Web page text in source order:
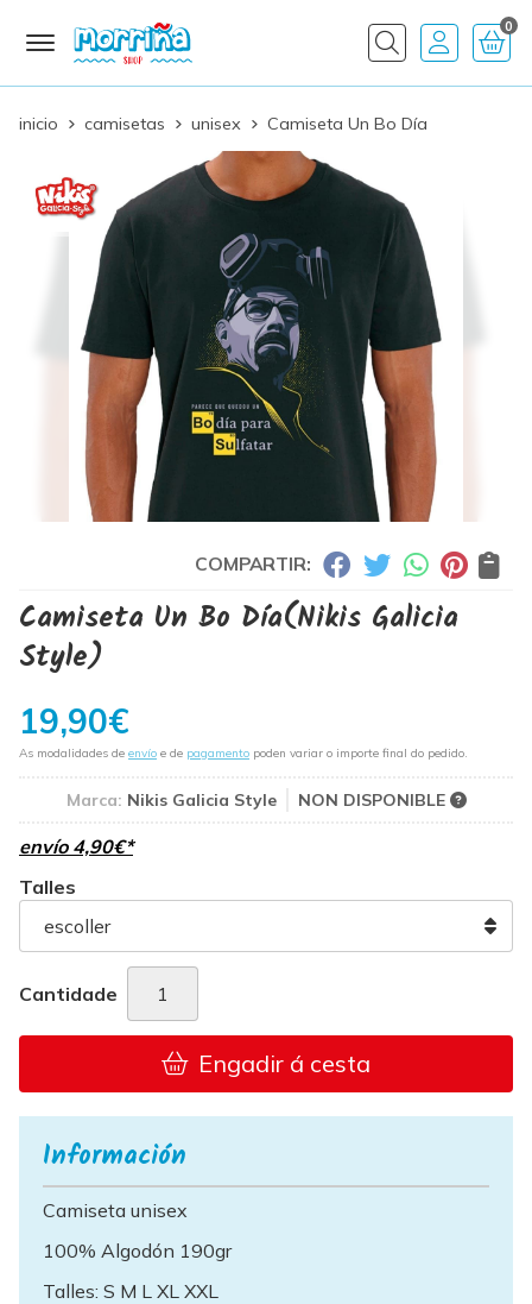
Buscar
0
inicio camisetas unisex Camiseta Un Bo Día
COMPARTIR:
Camiseta Un Bo Día(Nikis Galicia
Style)
19,90€
As modalidades de envío e de pagamento poden variar o importe final do pedido.
Marca: Nikis Galicia Style NON DISPONIBLE
envío 4,90€*
Talles
Cantidade
Engadir á cesta
Información
Camiseta unisex
100% Algodón 190gr
Talles: S M L XL XXL